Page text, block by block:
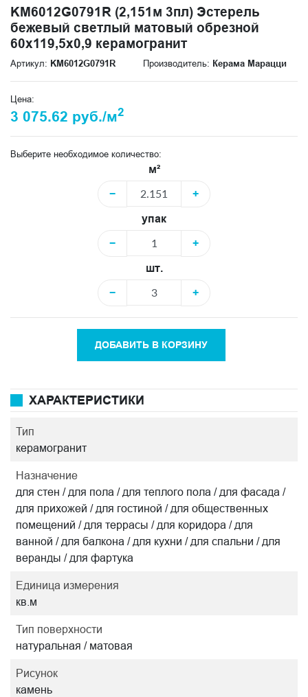
KM6012G0791R (2,151м 3пл) Эстерель
бежевый светлый матовый обрезной
60x119,5x0,9 керамогранит
Артикул: KM6012G0791R Производитель: Керама Марацци
Цена:
3 075.62 руб./м2
Выберите необходимое количество:
м²
−
+
упак
−
+
шт.
−
+
ДОБАВИТЬ В КОРЗИНУ
ХАРАКТЕРИСТИКИ
Тип
керамогранит
Назначение
для стен / для пола / для теплого пола / для фасада /
для прихожей / для гостиной / для общественных
помещений / для террасы / для коридора / для
ванной / для балкона / для кухни / для спальни / для
веранды / для фартука
Единица измерения
кв.м
Тип поверхности
натуральная / матовая
Рисунок
камень